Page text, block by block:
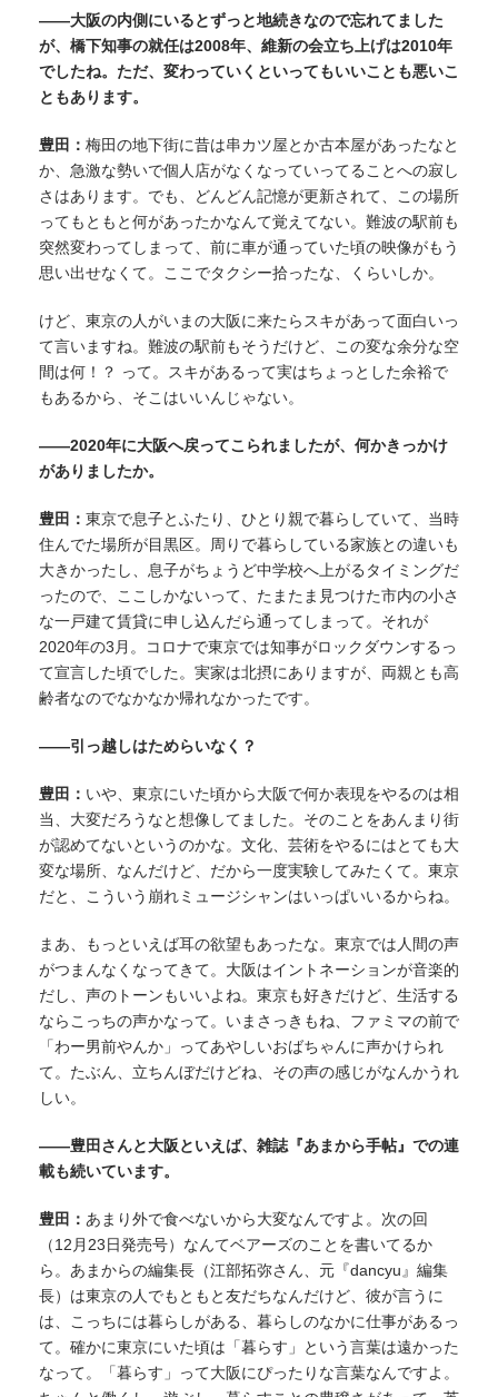
——大阪の内側にいるとずっと地続きなので忘れてました
が、橋下知事の就任は2008年、維新の会立ち上げは2010年
でしたね。ただ、変わっていくといってもいいことも悪いこ
ともあります。
豊田： 梅田の地下街に昔は串カツ屋とか古本屋があったなと
か、急激な勢いで個人店がなくなっていってることへの寂し
さはあります。でも、どんどん記憶が更新されて、この場所
ってもともと何があったかなんて覚えてない。難波の駅前も
突然変わってしまって、前に車が通っていた頃の映像がもう
思い出せなくて。ここでタクシー拾ったな、くらいしか。
けど、東京の人がいまの大阪に来たらスキがあって面白いっ
て言いますね。難波の駅前もそうだけど、この変な余分な空
間は何！？ って。スキがあるって実はちょっとした余裕で
もあるから、そこはいいんじゃない。
——2020年に大阪へ戻ってこられましたが、何かきっかけ
がありましたか。
豊田： 東京で息子とふたり、ひとり親で暮らしていて、当時
住んでた場所が目黒区。周りで暮らしている家族との違いも
大きかったし、息子がちょうど中学校へ上がるタイミングだ
ったので、ここしかないって、たまたま見つけた市内の小さ
な一戸建て賃貸に申し込んだら通ってしまって。それが
2020年の3月。コロナで東京では知事がロックダウンするっ
て宣言した頃でした。 実家は北摂にありますが、両親とも高
齢者なのでなかなか帰れなかったです。
——引っ越しはためらいなく？
豊田： いや、東京にいた頃から大阪で何か表現をやるのは相
当、大変だろうなと想像してました。そのことをあんまり街
が認めてないというのかな。文化、芸術をやるにはとても大
変な場所、なんだけど、だから一度実験してみたくて。東京
だと、こういう崩れミュージシャンはいっぱいいるからね。
まあ、もっといえば耳の欲望もあったな。東京では人間の声
がつまんなくなってきて。大阪はイントネーションが音楽的
だし、声のトーンもいいよね。東京も好きだけど、生活する
ならこっちの声かなって。いまさっきもね、ファミマの前で
「わー男前やんか」ってあやしいおばちゃんに声かけられ
て。たぶん、立ちんぼだけどね、その声の感じがなんかうれ
しい。
——豊田さんと大阪といえば、雑誌『あまから手帖』での連
載も続いています。
豊田： あまり外で食べないから大変なんですよ。次の回
（12月23日発売号）なんてベアーズのことを書いてるか
ら。あまからの編集長（江部拓弥さん、元『dancyu』編集
長）は東京の人でもともと友だちなんだけど、彼が言うに
は、こっちには暮らしがある、暮らしのなかに仕事があるっ
て。確かに東京にいた頃は「暮らす」という言葉は遠かった
なって。「暮らす」って大阪にぴったりな言葉なんですよ。